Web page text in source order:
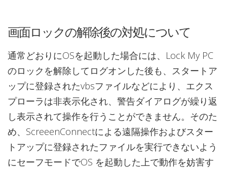
画面ロックの解除後の対処について
通常どおりにOSを起動した場合には、Lock My PC
のロックを解除してログオンした後も、スタートア
ップに登録されたvbsファイルなどにより、エクス
プローラは非表示化され、警告ダイアログが繰り返
し表示されて操作を行うことができません。そのた
め、ScreeenConnectによる遠隔操作およびスター
トアップに登録されたファイルを実行できないよう
にセーフモードでOS を起動した上で動作を妨害す